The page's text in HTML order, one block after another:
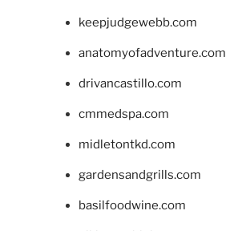
keepjudgewebb.com
anatomyofadventure.com
drivancastillo.com
cmmedspa.com
midletontkd.com
gardensandgrills.com
basilfoodwine.com